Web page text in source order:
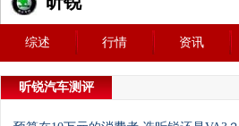
综述 行情 资讯
昕锐汽车测评